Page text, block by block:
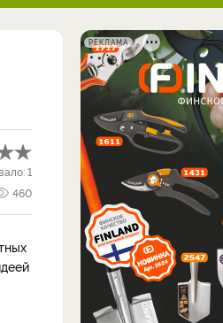
1
460
РЕКЛАМА